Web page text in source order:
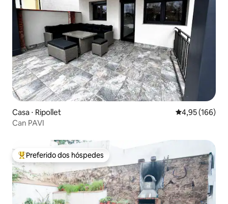
Casa ⋅ Ripollet 4,95 de uma
4,95 (166)
Can PAVI
Entre os melhores preferidos dos hóspedes
Preferido dos hóspedes